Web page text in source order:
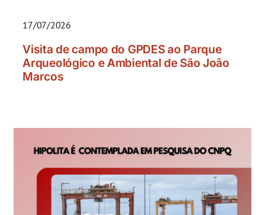
17/07/2026
Visita de campo do GPDES ao Parque
Arqueológico e Ambiental de São João
Marcos